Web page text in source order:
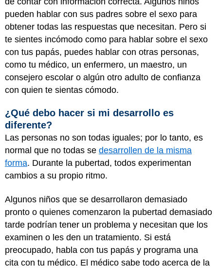
pueden hablar con sus padres sobre el sexo para
obtener todas las respuestas que necesitan. Pero si
te sientes incómodo como para hablar sobre el sexo
con tus papás, puedes hablar con otras personas,
como tu médico, un enfermero, un maestro, un
consejero escolar o algún otro adulto de confianza
con quien te sientas cómodo.
¿Qué debo hacer si mi desarrollo es
diferente?
Las personas no son todas iguales; por lo tanto, es
normal que no todas se desarrollen de la misma
forma. Durante la pubertad, todos experimentan
cambios a su propio ritmo.
Algunos niños que se desarrollaron demasiado
pronto o quienes comenzaron la pubertad demasiado
tarde podrían tener un problema y necesitan que los
examinen o les den un tratamiento. Si está
preocupado, habla con tus papás y programa una
cita con tu médico. El médico sabe todo acerca de la